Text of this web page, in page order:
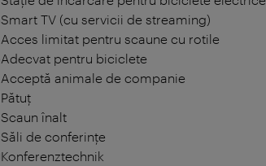
Smart TV (cu servicii de streaming)
Acces limitat pentru scaune cu rotile
Adecvat pentru biciclete
Acceptă animale de companie
Pătuţ
Scaun înalt
Săli de conferințe
Konferenztechnik